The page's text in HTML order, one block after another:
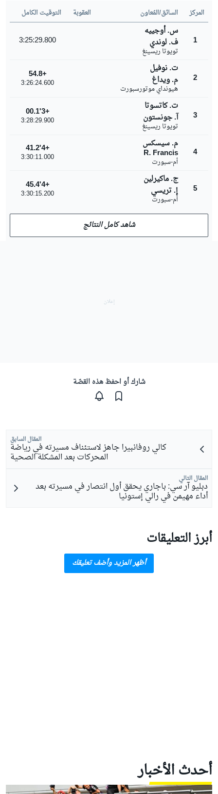
المركز السائق/المُعاون العقوبة التوقيت الكامل
1
س. أوجييه
ف. لوندي
تويوتا ريسينغ
3:25:29.800
2
ت. نوفيل
م. ويداغ
هيونداي موتورسبورت
+54.8
3:26:24.600
3
ت. كاتسوتا
آ. جونستون
تويوتا ريسينغ
+3'00.1
3:28:29.900
4
م. سيسكس
R. Francis
أم-سبورت
+4'41.2
3:30:11.000
5
ج. ماكيرلين
إ. تريسي
أم-سبورت
+4'45.4
3:30:15.200
شاهد كامل النتائج
شارك أو احفظ هذه القصّة
المقال السابق
كالي روفانبيرا جاهز لاستئناف مسيرته في رياضة
المحركات بعد المشكلة الصحية
المقال التالي
دبليو آر سي: باجاري يحقق أول انتصار في مسيرته بعد
أداء مهيمن في رالي إستونيا
أبرز التعليقات
أظهر المزيد وأضف تعليقك
أحدث الأخبار